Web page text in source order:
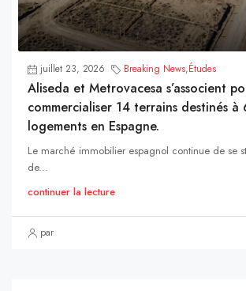
juillet 23, 2026 Breaking News,Études
Aliseda et Metrovacesa s’associent
commercialiser 14 terrains destinés
logements en Espagne.
Le marché immobilier espagnol continue de se
de...
continuer la lecture
par